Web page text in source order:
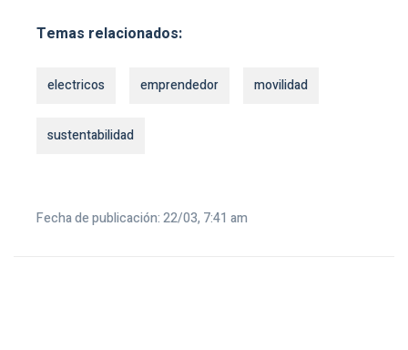
Temas relacionados:
electricos emprendedor movilidad
sustentabilidad
Fecha de publicación: 22/03, 7:41 am